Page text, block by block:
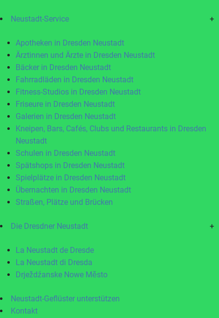
Neustadt-Service +
Apotheken in Dresden Neustadt
Ärztinnen und Ärzte in Dresden Neustadt
Bäcker in Dresden Neustadt
Fahrradläden in Dresden Neustadt
Fitness-Studios in Dresden Neustadt
Friseure in Dresden Neustadt
Galerien in Dresden Neustadt
Kneipen, Bars, Cafés, Clubs und Restaurants in Dresden
Neustadt
Schulen in Dresden Neustadt
Spätshops in Dresden Neustadt
Spielplätze in Dresden Neustadt
Übernachten in Dresden Neustadt
Straßen, Plätze und Brücken
Die Dresdner Neustadt +
La Neustadt de Dresde
La Neustadt di Dresda
Drježdźanske Nowe Město
Neustadt-Geflüster unterstützen
Kontakt